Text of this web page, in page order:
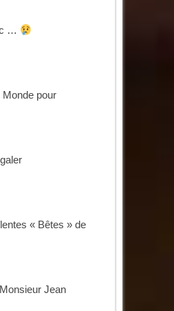
…
pour
« Bêtes » de
Jean